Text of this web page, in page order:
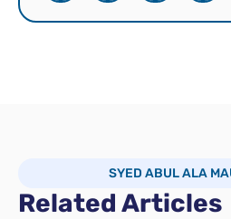
SYED ABUL ALA
Related Articles